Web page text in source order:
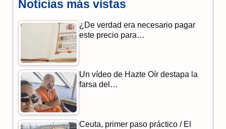
c
e
o
o
k
l
e
a
a
t
p
Noticias más vistas
¿De verdad era necesario pagar
este precio para…
Un vídeo de Hazte Oír destapa la
farsa del…
Ceuta, primer paso práctico / El